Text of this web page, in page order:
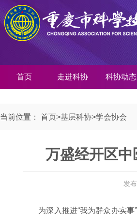
首页 走进科协 科协动态
当前位置： 首页>基层科协>学会协会
万盛经开区
发
为深入推进“我为群众办实